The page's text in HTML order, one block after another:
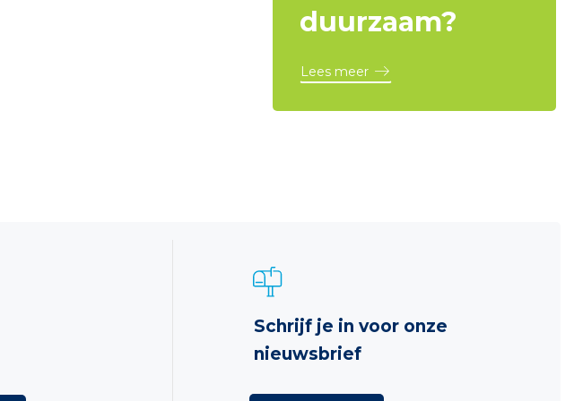
duurzaam?
Lees meer
Schrijf je in voor onze
nieuwsbrief